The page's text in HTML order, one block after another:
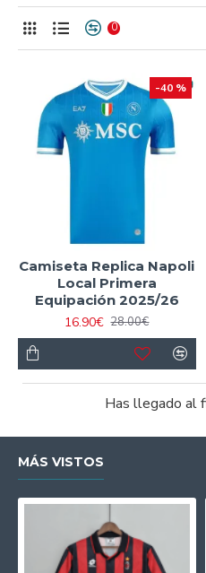
0
-40 %
Camiseta Replica Napoli
Local Primera
Equipación 2025/26
16.90€ 28.00€
Has llegado al
MÁS VISTOS